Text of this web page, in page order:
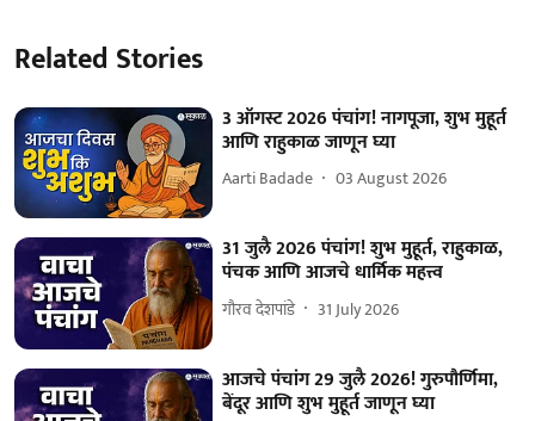
Related Stories
3 ऑगस्ट 2026 पंचांग! नागपूजा, शुभ मुहूर्त
आणि राहुकाळ जाणून घ्या
Aarti Badade 03 August 2026
31 जुलै 2026 पंचांग! शुभ मुहूर्त, राहुकाळ,
पंचक आणि आजचे धार्मिक महत्त्व
गौरव देशपांडे 31 July 2026
आजचे पंचांग 29 जुलै 2026! गुरुपौर्णिमा,
बेंदूर आणि शुभ मुहूर्त जाणून घ्या